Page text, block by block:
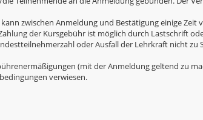
zwischen Anmeldung und Bestätigung einige
der Kursgebühr ist möglich durch Lastschrift
oder Ausfall der Lehrkraft nicht
(mit der Anmeldung geltend zu
verwiesen.